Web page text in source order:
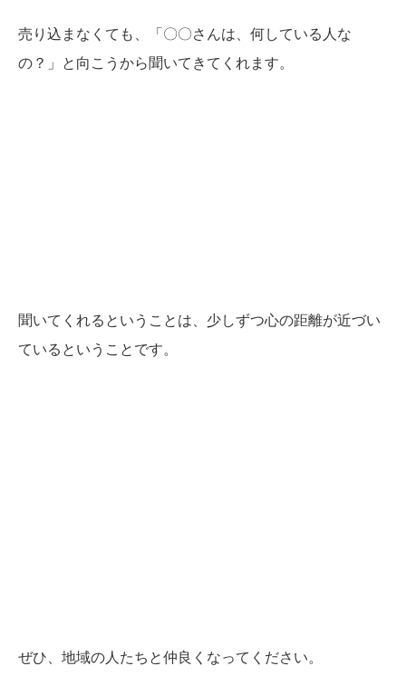
売り込まなくても、
「〇〇さんは、何している人な
の？」と向こうから聞いてきてくれます。
聞いてくれるということは、少しずつ心の距離が近づい
ているということです。
ぜひ、地域の人たちと仲良くなってください。